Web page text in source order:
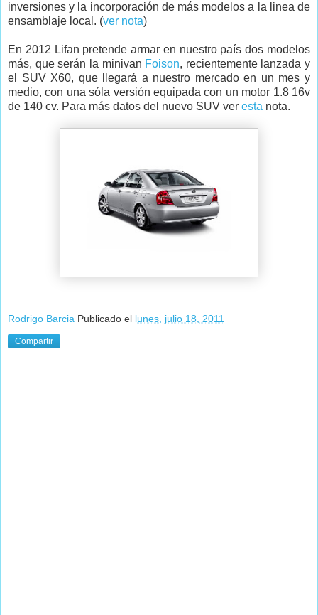
inversiones y la incorporación de más modelos a la linea de
ensamblaje local. (ver nota)
En 2012 Lifan pretende armar en nuestro país dos modelos
más, que serán la minivan Foison, recientemente lanzada y
el SUV X60, que llegará a nuestro mercado en un mes y
medio, con una sóla versión equipada con un motor 1.8 16v
de 140 cv. Para más datos del nuevo SUV ver esta nota.
Rodrigo Barcia Publicado el lunes, julio 18, 2011
Compartir